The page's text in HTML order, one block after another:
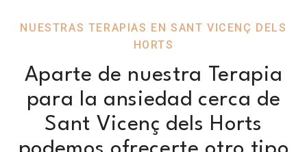
NUESTRAS TERAPIAS EN SANT VICENÇ DELS
HORTS
Aparte de nuestra Terapia
para la ansiedad cerca de
Sant Vicenç dels Horts